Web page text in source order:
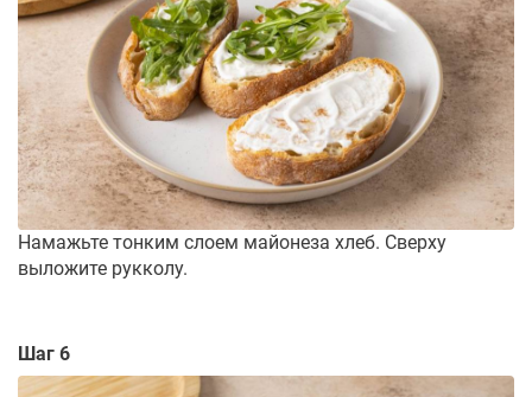
Намажьте тонким слоем майонеза хлеб. Сверху
выложите рукколу.
Шаг 6